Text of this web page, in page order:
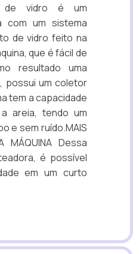
de vidro é um
com um sistema
de vidro feito na
que é fácil de
resultado uma
possui um coletor
tem a capacidade
areia, tendo um
e sem ruído.MAIS
MÁQUINA Dessa
é possível
em um curto